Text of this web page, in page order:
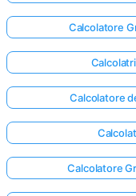
Calcolatore
Calcolatore
Calcolatore